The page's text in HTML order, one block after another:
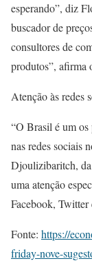
esperando”, diz
buscador de
consultores de
produtos”, afirma
Atenção às redes
“O Brasil é um os
nas redes sociais
Djoulizibaritch, da
uma atenção
Facebook, Twitter
Fonte: https://
friday-nove-